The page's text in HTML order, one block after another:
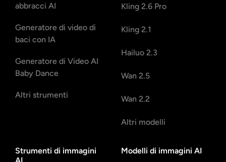
abbracci AI
Generatore di video di
baci con IA
Generatore di Video AI
Baby Dance
Altri strumenti
Kling 2.6 Pro
Kling 2.1
Hailuo 2.3
Wan 2.5
Wan 2.2
Altri modelli
Strumenti di immagini
Modelli di immagini AI